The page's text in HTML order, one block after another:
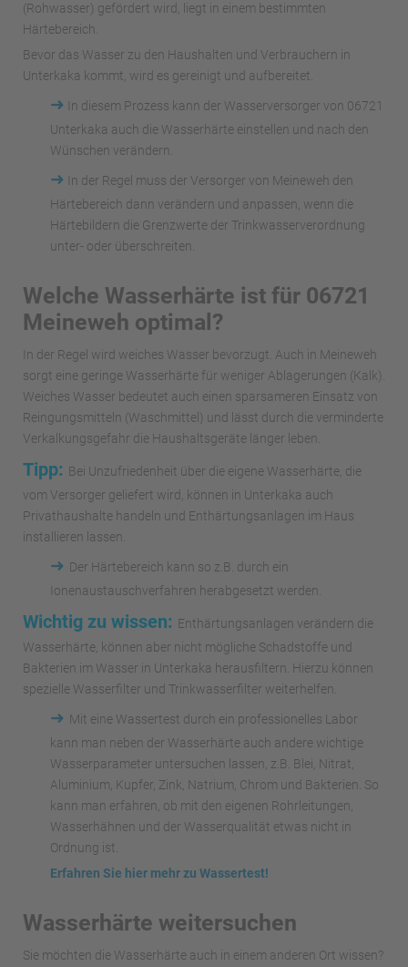
(Rohwasser) gefördert wird, liegt in einem bestimmten
Härtebereich.
Bevor das Wasser zu den Haushalten und Verbrauchern in
Unterkaka kommt, wird es gereinigt und aufbereitet.
➜
In diesem Prozess kann der Wasserversorger von 06721
Unterkaka auch die Wasserhärte einstellen und nach den
Wünschen verändern.
➜
In der Regel muss der Versorger von Meineweh den
Härtebereich dann verändern und anpassen, wenn die
Härtebildern die Grenzwerte der Trinkwasserverordnung
unter- oder überschreiten.
Welche Wasserhärte ist für 06721
Meineweh optimal?
In der Regel wird weiches Wasser bevorzugt. Auch in Meineweh
sorgt eine geringe Wasserhärte für weniger Ablagerungen (Kalk).
Weiches Wasser bedeutet auch einen sparsameren Einsatz von
Reingungsmitteln (Waschmittel) und lässt durch die verminderte
Verkalkungsgefahr die Haushaltsgeräte länger leben.
Tipp: Bei Unzufriedenheit über die eigene Wasserhärte, die
vom Versorger geliefert wird, können in Unterkaka auch
Privathaushalte handeln und Enthärtungsanlagen im Haus
installieren lassen.
➜ Der Härtebereich kann so z.B. durch ein
Ionenaustauschverfahren herabgesetzt werden.
Wichtig zu wissen: Enthärtungsanlagen verändern die
Wasserhärte, können aber nicht mögliche Schadstoffe und
Bakterien im Wasser in Unterkaka herausfiltern. Hierzu können
spezielle Wasserfilter und Trinkwasserfilter weiterhelfen.
➜ Mit eine Wassertest durch ein professionelles Labor
kann man neben der Wasserhärte auch andere wichtige
Wasserparameter untersuchen lassen, z.B. Blei, Nitrat,
Aluminium, Kupfer, Zink, Natrium, Chrom und Bakterien. So
kann man erfahren, ob mit den eigenen Rohrleitungen,
Wasserhähnen und der Wasserqualität etwas nicht in
Ordnung ist.
Erfahren Sie hier mehr zu Wassertest!
Wasserhärte weitersuchen
Sie möchten die Wasserhärte auch in einem anderen Ort wissen?